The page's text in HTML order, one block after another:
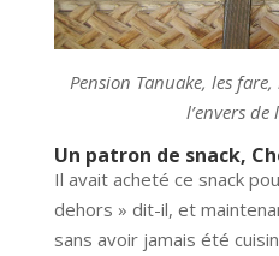
Pension Tanuake, les
l’envers
Un patron de snack,
Il avait acheté ce snack
dehors » dit-il, et
sans avoir jamais été